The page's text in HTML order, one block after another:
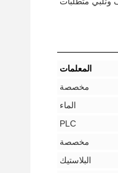
المعلمات
مخصصة
الماء
PLC
مخصصة
البلاستيك